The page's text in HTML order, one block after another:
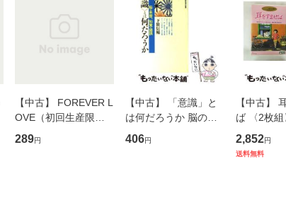
【中古】 FOREVER L
OVE（初回生産限定
盤） / 清水翔太×加藤
ミリヤ / [CD]【メール
289円
【中古】 「意識」と
は何だろうか 脳の来
歴、知覚の錯誤 （講
談社現代新書） / 下条
406円
【中古】
ば 〈2枚組
ブエナ・ビ
ム・エン
2,852円
送料無料